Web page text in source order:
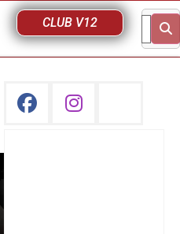
CLUB V12